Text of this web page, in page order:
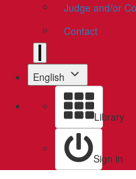
Judge and/or
Contact
English
Library
Sign in